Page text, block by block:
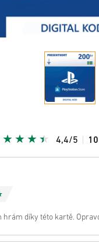
4,4/5 10
díky této kartě.